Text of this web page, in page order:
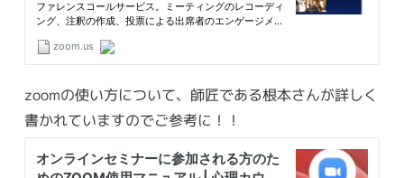
zoomの使い方について、師匠である根本さんが詳しく
書かれていますのでご参考に！！